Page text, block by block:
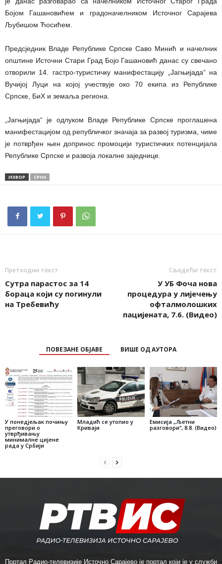
Бојом Гашановићем и градоначелником Источног Сарајева
Љубишом Ћосићем.
Предсједник Владе Републике Српске Саво Минић и начелник
општине Источни Стари Град Бојо Гашановић данас су свечано
отворили 14. гастро-туристичку манифестацију „Јагњијада“ на
Вучијој Луци на којој учествује око 70 екипа из Републике
Српске, БиХ и земаља региона.
„Јагњијада“ је одлуком Владе Републике Српске проглашена
манифестацијом од републичког значаја за развој туризма, чиме
је потврђен њен допринос промоцији туристичких потенцијала
Републике Српске и развоја локалне заједнице.
ИЗВОР СРНА
Претходни текст
Сутра парастос за 14
бораца који су погинули
на Требевићу
Сљедећи текст
У УБ Фоча нова
процедура у лијечењу
офталмолошких
пацијената, 7.6. (Видео)
ПОВЕЗАНЕ ОБЈАВЕ ВИШЕ ОД АУТОРА
У понедјељак почињу
преговори о
утврђивању
минималне цијене
рада у Србији
Младић се утопио у
Криваји
Емисија „Љетни
разговори“, 8.8. (Видео)
Портал Радио-телевизије Источно Сарајево је портал који је у служби